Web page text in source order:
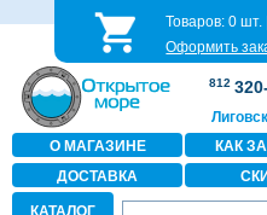
Товаров:0 шт.
Оформить
812
О МАГАЗИНЕ
КАК
ДОСТАВКА
КАТАЛОГ